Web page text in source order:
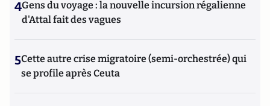
4Gens du voyage : la nouvelle incursion régalienne
d'Attal fait des vagues
5Cette autre crise migratoire (semi-orchestrée) qui
se profile après Ceuta